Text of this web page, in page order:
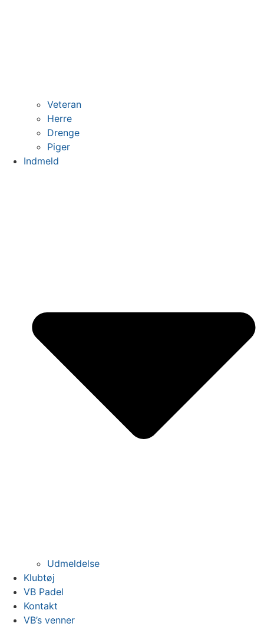
Veteran
Herre
Drenge
Piger
Indmeld
Udmeldelse
Klubtøj
VB Padel
Kontakt
VB’s venner